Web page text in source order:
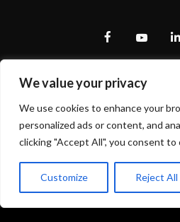
We value your privacy
We use cookies to enhance your
personalized ads or content, and
clicking "Accept All", you consent to
Customize Reject All